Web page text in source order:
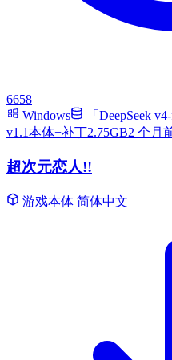
6658
Windows
「DeepSeek
v1.1本体+补丁2.75GB2 个月
超次元恋人!!
游戏本体 简体中文